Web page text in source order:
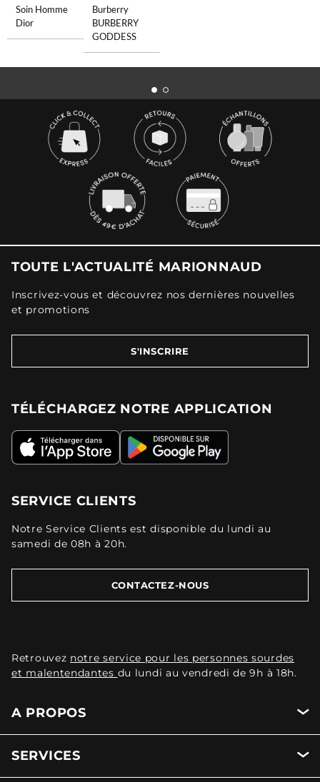
Soin Homme
Dior
Burberry
BURBERRY
GODDESS
TOUTE L'ACTUALITÉ MARIONNAUD
Inscrivez-vous et découvrez nos dernières nouvelles
et promotions
S'INSCRIRE
TÉLÉCHARGEZ NOTRE APPLICATION
SERVICE CLIENTS
Notre Service Clients est disponible du lundi au
samedi de 08h à 20h.
CONTACTEZ-NOUS
Retrouvez notre service pour les personnes sourdes
et malentendantes du lundi au vendredi de 9h à 18h.
A PROPOS
SERVICES